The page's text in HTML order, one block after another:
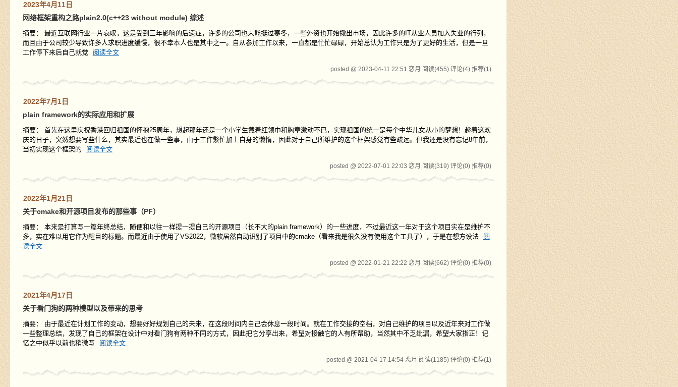
2023年4月11日
网络框架重构之路plain2.0(c++23 without module) 综述
摘要： 最近互联网行业一片哀叹，这是受到三年影响的后遗症，许多的公司也未能挺过寒冬，一些外资也开始撤出市场，因此许多的IT从业人员加入失业的行列，
而且由于公司较少导致许多人求职进度缓慢，很不幸本人也是其中之一。自从参加工作以来，一直都是忙忙碌碌，开始总认为工作只是为了更好的生活，但是一旦
工作停下来后自己就觉
阅读全文
posted @ 2023-04-11 22:51 恋月 阅读(455) 评论(4) 推荐(1)
2022年7月1日
plain framework的实际应用和扩展
摘要： 首先在这里庆祝香港回归祖国的怀抱25周年，想起那年还是一个小学生戴着红领巾和胸章激动不已，实现祖国的统一是每个中华儿女从小的梦想！趁着这欢
庆的日子，突然想要写些什么，其实最近也在做一些事，由于工作繁忙加上自身的懒惰，因此对于自己所维护的这个框架感觉有些疏远。但我还是没有忘记8年前，
当初实现这个框架的
阅读全文
posted @ 2022-07-01 22:03 恋月 阅读(319) 评论(0) 推荐(0)
2022年1月21日
关于cmake和开源项目发布的那些事（PF）
摘要： 本来是打算写一篇年终总结，随便和以往一样提一提自己的开源项目（长不大的plain framework）的一些进度，不过最近这一年对于这个项目实在是维护不
多，实在难以用它作为醒目的标题。而最近由于使用了VS2022，微软居然自动识别了项目中的cmake（看来我是很久没有使用这个工具了），于是在想方设法
阅
读全文
posted @ 2022-01-21 22:22 恋月 阅读(662) 评论(0) 推荐(0)
2021年4月17日
关于看门狗的两种模型以及带来的思考
摘要： 由于最近在计划工作的变动，想要好好规划自己的未来，在这段时间内自己会休息一段时间。就在工作交接的空档，对自己维护的项目以及近年来对工作做
一些整理总结，发现了自己的框架在设计中对看门狗有两种不同的方式，因此把它分享出来，希望对接触它的人有所帮助，当然其中不乏纰漏，希望大家指正！记
忆之中似乎以前也稍微写
阅读全文
posted @ 2021-04-17 14:54 恋月 阅读(1185) 评论(0) 推荐(1)